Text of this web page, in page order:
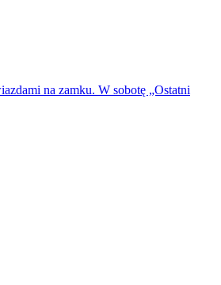
na zamku. W sobotę „Ostatni